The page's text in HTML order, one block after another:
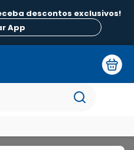
descontos exclusivos!
App